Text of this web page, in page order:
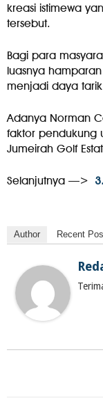
kreasi istimewa
tersebut.
Bagi para
luasnya
menjadi daya
Adanya Norman
faktor pendukung
Jumeirah Golf
Selanjutnya —>
Author Recent